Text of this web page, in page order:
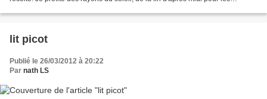
lit picot
Publié le 26/03/2012 à 20:22
Par nath LS